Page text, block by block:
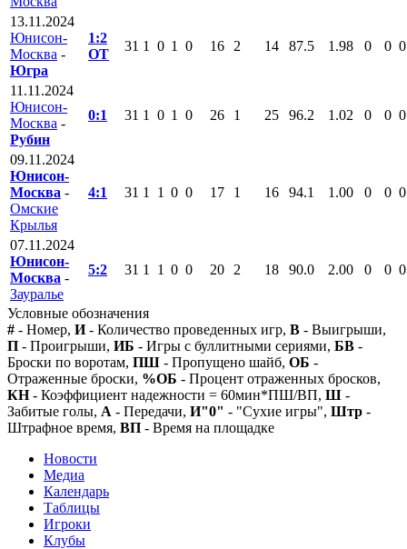
13.11.2024
Юнисон-
Москва -
Югра
1:2
ОТ
31 1 0 1 0 16 2 14 87.5 1.98 0 0 0
11.11.2024
Юнисон-
Москва -
Рубин
0:1 31 1 0 1 0 26 1 25 96.2 1.02 0 0 0
09.11.2024
Юнисон-
Москва -
Омские
Крылья
4:1 31 1 1 0 0 17 1 16 94.1 1.00 0 0 0
07.11.2024
Юнисон-
Москва -
Зауралье
5:2 31 1 1 0 0 20 2 18 90.0 2.00 0 0 0
Условные обозначения
# - Номер, И- Количество проведенных игр, В - Выигрыши,
П - Проигрыши, ИБ - Игры с буллитными сериями, БВ -
Броски по воротам, ПШ - Пропущено шайб, ОБ -
Отраженные броски, %ОБ - Процент отраженных бросков,
КН- Коэффициент надежности = 60мин*ПШ/ВП, Ш -
Забитые голы, А - Передачи, И"0" - "Сухие игры", Штр -
Штрафное время, ВП - Время на площадке
Новости
Медиа
Календарь
Таблицы
Игроки
Клубы